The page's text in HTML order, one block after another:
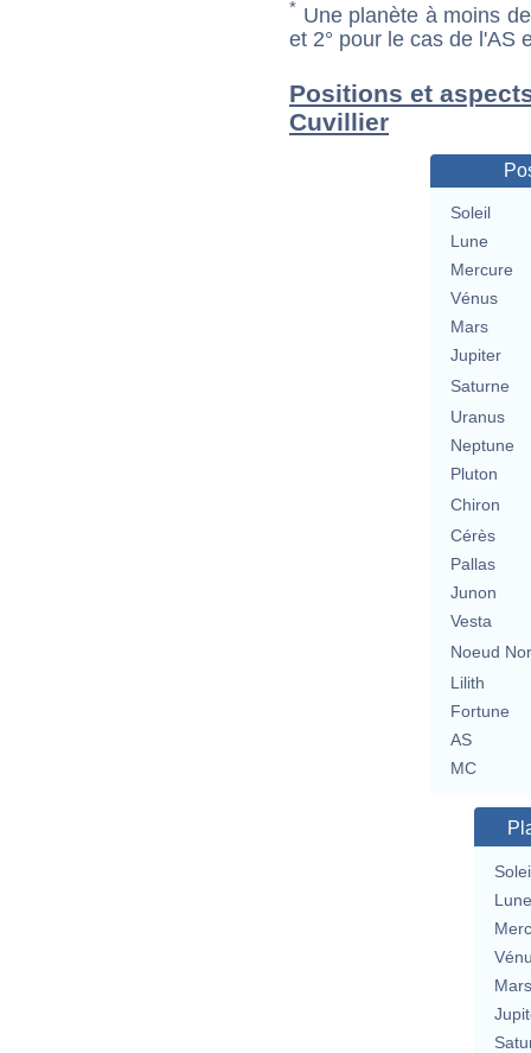
* Une planète à moins
et 2° pour le cas de l'AS
Positions et
Cuvillier
Soleil
Lune
Mercure
Vénus
Mars
Jupiter
Saturne
Uranus
Neptune
Pluton
Chiron
Cérès
Pallas
Junon
Vesta
Noeud
Lilith
Fortune
AS
MC
Lune
Mars